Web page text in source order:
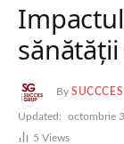
By
Updated: octombrie
5 Views